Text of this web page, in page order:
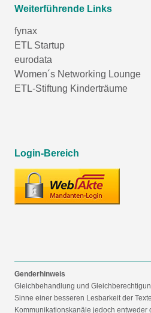
Weiterführende Links
fynax
ETL Startup
eurodata
Women´s Networking Lounge
ETL-Stiftung Kinderträume
Login-Bereich
Genderhinweis
Gleichbehandlung und
Sinne einer besseren Lesbarkeit der
Kommunikationskanäle jedoch